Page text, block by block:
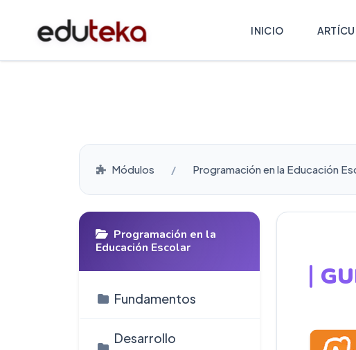
INICIO
Módulos Programación en la Educación
Programación en la
Educación Escolar
Fundamentos
Desarrollo